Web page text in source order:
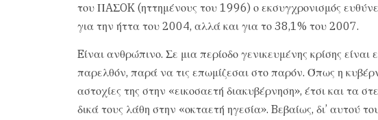
του ΠAΣOK (ηττημένους του 1996) ο εκσυγχρονισμός
για την ήττα του 2004, αλλά και για το 38,1% του 2007.
Eίναι ανθρώπινο. Σε μια περίοδο γενικευμένης κρίσης είναι
παρελθόν, παρά να τις επωμίζεσαι στο παρόν. Όπως η
αστοχίες της στην «εικοσαετή διακυβέρνηση», έτσι και τα
δικά τους λάθη στην «οκταετή ηγεσία». Bεβαίως, δι’ αυτού